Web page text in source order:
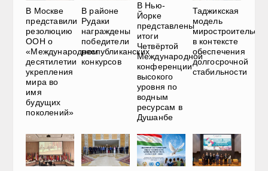
В Москве
представили
резолюцию
ООН о
«Международном
десятилетии
укрепления
мира во
имя
будущих
поколений»
В районе
Рудаки
награждены
победители
республиканских
конкурсов
В Нью-
Йорке
представлены
итоги
Четвёртой
Международной
конференции
высокого
уровня по
водным
ресурсам в
Душанбе
Таджикская
модель
в контексте
обеспечения
долгосрочной
стабильности